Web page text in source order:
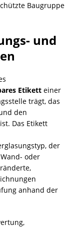
Baugruppe
und
Etikett einer
trägt, das
den
Das Etikett
der
oder
anhand der